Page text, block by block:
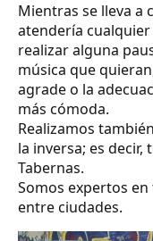
Mientras se lleva a
atendería
realizar alguna
música que
agrade o la
más cómoda.
Realizamos
la inversa; es
Tabernas.
Somos expertos
entre ciudades.